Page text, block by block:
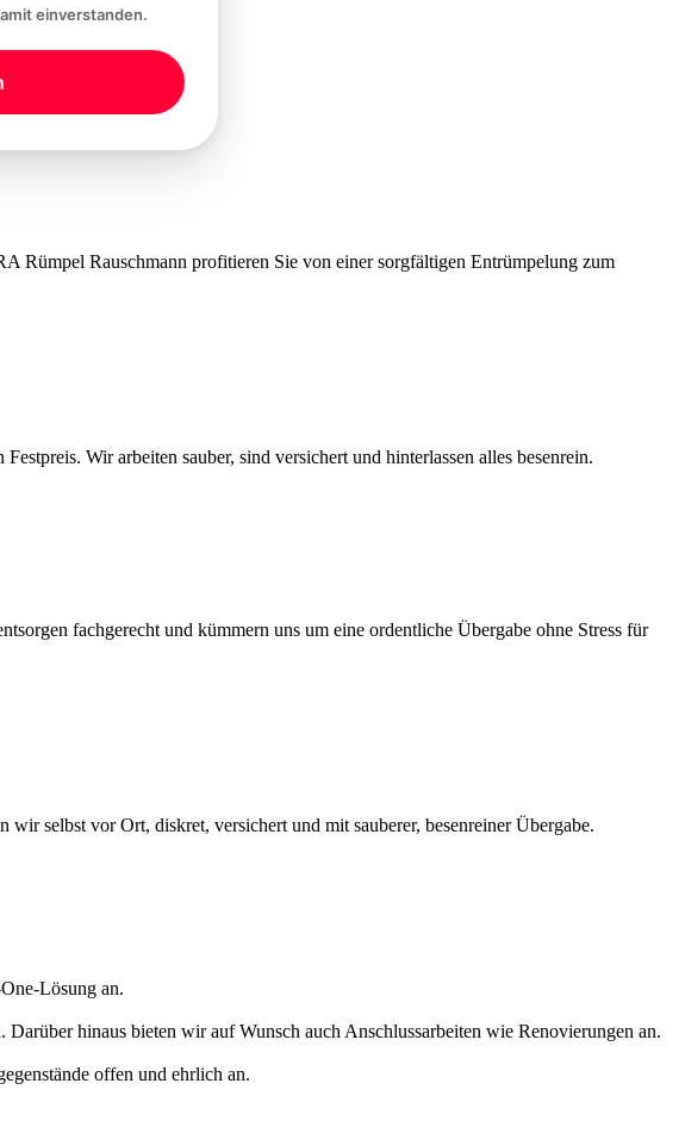
einverstanden.
Rümpel Rauschmann profitieren Sie von einer sorgfältigen Entrümpelung zum
Wir arbeiten sauber, sind versichert und hinterlassen alles besenrein.
fachgerecht und kümmern uns um eine ordentliche Übergabe ohne Stress für
selbst vor Ort, diskret, versichert und mit sauberer, besenreiner Übergabe.
Lösung an.
hinaus bieten wir auf Wunsch auch Anschlussarbeiten wie Renovierungen an.
offen und ehrlich an.